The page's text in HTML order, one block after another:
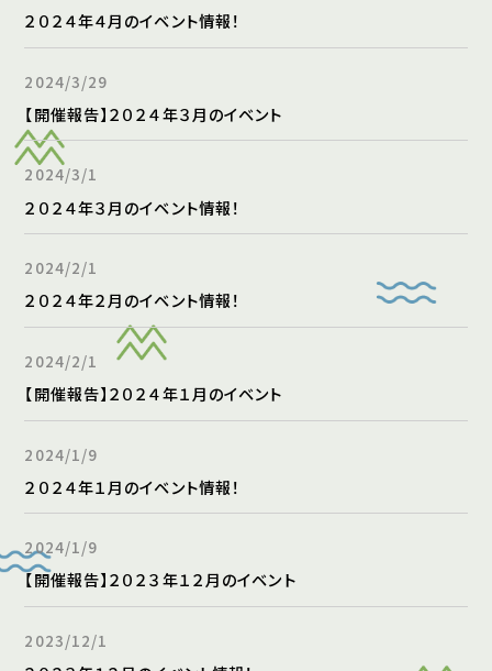
２０２４年４月のイベント情報！
2024/3/29
【開催報告】２０２４年３月のイベント
2024/3/1
２０２４年３月のイベント情報！
2024/2/1
２０２４年２月のイベント情報！
2024/2/1
【開催報告】２０２４年１月のイベント
2024/1/9
２０２４年１月のイベント情報！
2024/1/9
【開催報告】２０２３年１２月のイベント
2023/12/1